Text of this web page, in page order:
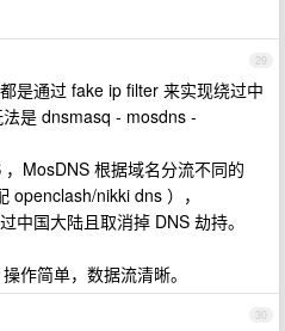
29
是通过 fake ip filter 来实现绕过中
是 dnsmasq - mosdns -
MosDNS 根据域名分流不同的
openclash/nikki dns ），
中国大陆且取消掉 DNS 劫持。
作简单，数据流清晰。
30